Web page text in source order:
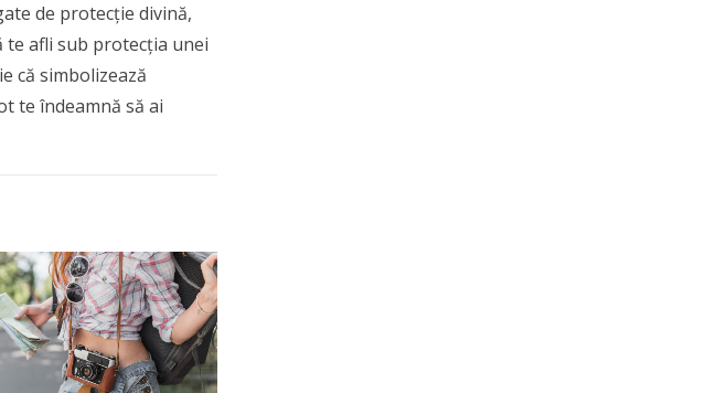
de protecție divină,
te afli sub protecția unei
că simbolizează
te îndeamnă să ai